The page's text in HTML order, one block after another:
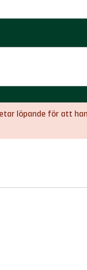
löpande för att